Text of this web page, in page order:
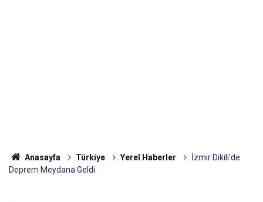
Anasayfa Türkiye Yerel Haberler
İzmir Dikili'de
Deprem Meydana Geldi